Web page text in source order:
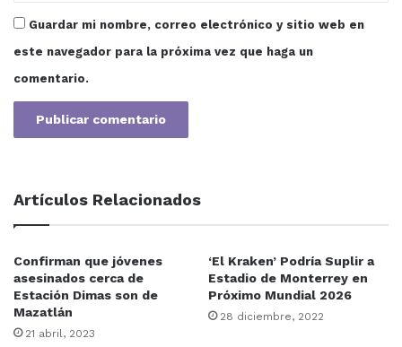
Guardar mi nombre, correo electrónico y sitio web en
este navegador para la próxima vez que haga un
comentario.
Artículos Relacionados
Confirman que jóvenes
asesinados cerca de
Estación Dimas son de
Mazatlán
21 abril, 2023
‘El Kraken’ Podría Suplir a
Estadio de Monterrey en
Próximo Mundial 2026
28 diciembre, 2022